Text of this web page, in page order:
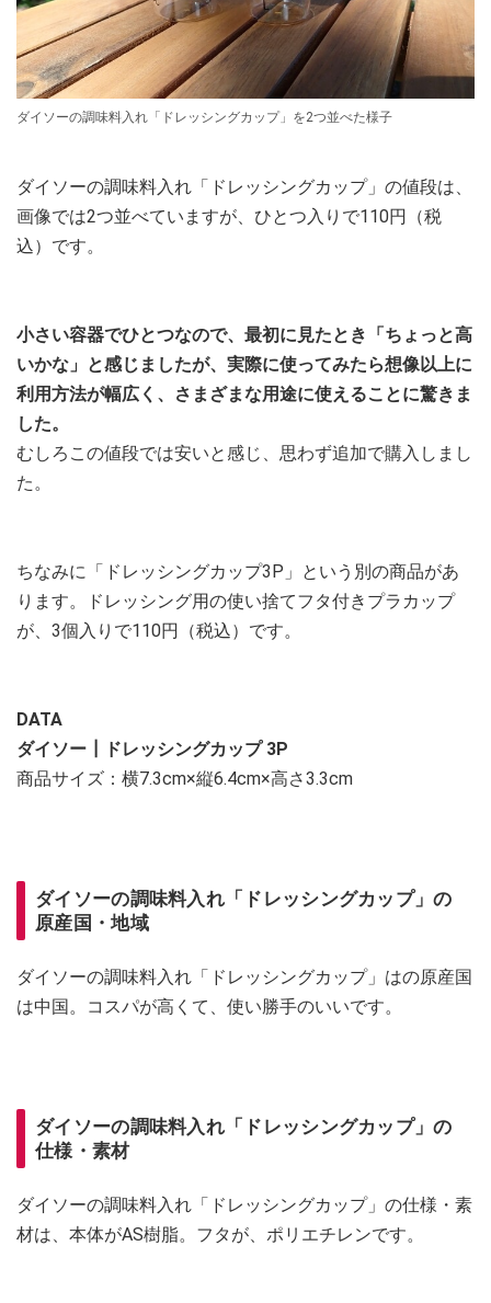
ダイソーの調味料入れ「ドレッシングカップ」を2つ並べた様子
ダイソーの調味料入れ「ドレッシングカップ」の値段は、
画像では2つ並べていますが、ひとつ入りで110円（税
込）です。
小さい容器でひとつなので、最初に見たとき「ちょっと高
いかな」と感じましたが、実際に使ってみたら想像以上に
利用方法が幅広く、さまざまな用途に使えることに驚きま
した。
むしろこの値段では安いと感じ、思わず追加で購入しまし
た。
ちなみに「ドレッシングカップ3P」という別の商品があ
ります。ドレッシング用の使い捨てフタ付きプラカップ
が、3個入りで110円（税込）です。
DATA
ダイソー┃ドレッシングカップ 3P
商品サイズ：横7.3cm×縦6.4cm×高さ3.3cm
ダイソーの調味料入れ「ドレッシングカップ」の
原産国・地域
ダイソーの調味料入れ「ドレッシングカップ」はの原産国
は中国。コスパが高くて、使い勝手のいいです。
ダイソーの調味料入れ「ドレッシングカップ」の
仕様・素材
ダイソーの調味料入れ「ドレッシングカップ」の仕様・素
材は、本体がAS樹脂。フタが、ポリエチレンです。